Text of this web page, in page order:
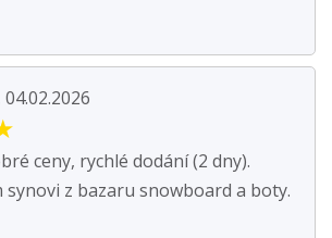
ceny, rychlé dodání (2 dny).
synovi z bazaru snowboard a boty.